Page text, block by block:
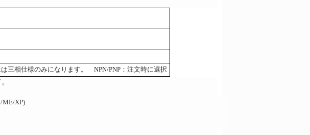
三相仕様のみになります。 NPN/PNP：注文時に選択
ME/XP)